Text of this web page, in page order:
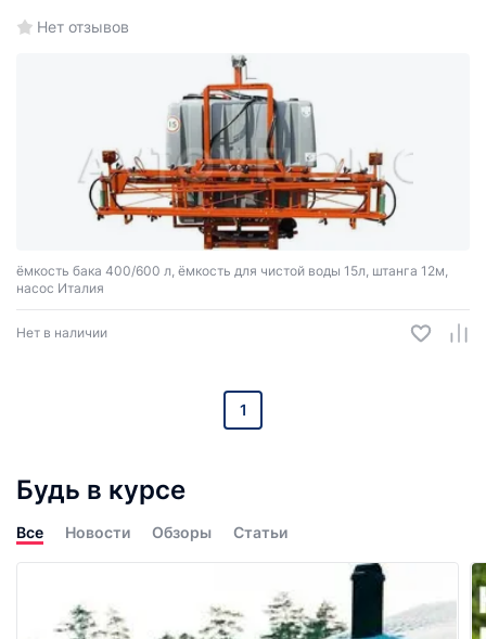
Нет отзывов
ёмкость бака 400/600 л, ёмкость для чистой воды 15л, штанга 12м,
насос Италия
Нет в наличии
1
Будь в курсе
Все Новости Обзоры Статьи